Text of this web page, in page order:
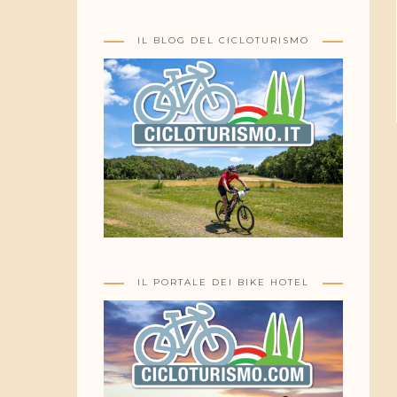
IL BLOG DEL CICLOTURISMO
IL PORTALE DEI BIKE HOTEL